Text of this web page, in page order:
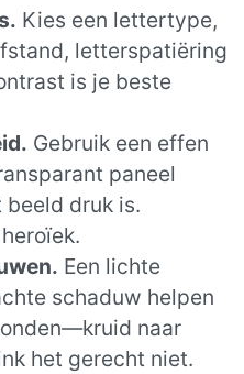
Kies een lettertype,
letterspatiëring
is je beste
Gebruik een effen
paneel
druk is.
Een lichte
schaduw helpen
naar
het gerecht niet.